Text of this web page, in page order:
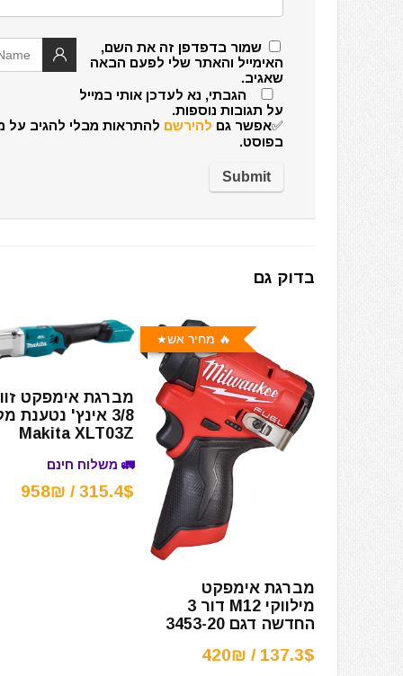
שמור בדפדפן זה את השם,
האימייל והאתר שלי לפעם הבאה
שאגיב.
הגבתי, נא לעדכן אותי במייל
על תגובות נוספות.
✅אפשר גם להירשם להתראות מבלי להגיב על
בפוסט.
בדוק גם
🔥 מחיר אש
מברגת אימפקט
מילווקי M12 דור 3
החדשה דגם 3453-20
137.3$ / 420₪
מברגת אימפקט
3/8 אינץ' נטענת
Makita XLT03Z
🚛 משלוח חינם
315.4$ / 958₪